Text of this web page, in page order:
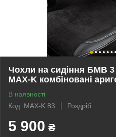
Чохли на сидіння БМВ 3
MAX-K комбіновані
В наявності
Код: MAX-K 83
Роздріб
5 900 ₴